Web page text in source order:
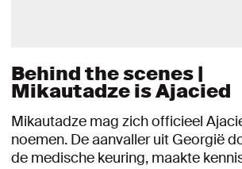
Behind the scenes |
Mikautadze is Ajacied
Mikautadze mag zich officieel
noemen. De aanvaller uit Georgië
de medische keuring, maakte